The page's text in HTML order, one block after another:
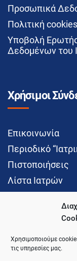
Χρησιμοποιούμε
τις υπηρεσίες μας.
Προσωπικά
Πολιτική cookies
Υποβολή
Δεδομένων του
Χρήσιμοι
Επικοινωνία
Περιοδικό
Πιστοποιήσεις
Λίστα Ιατρών
Social Media